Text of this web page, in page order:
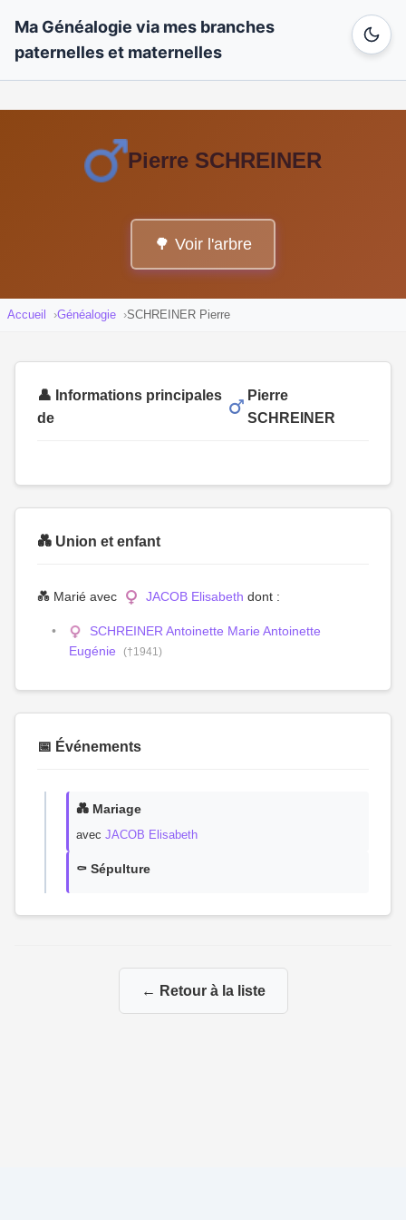
Ma Généalogie via mes branches
paternelles et maternelles
Pierre SCHREINER
🌳 Voir l'arbre
Accueil Généalogie SCHREINER Pierre
👤 Informations principales
de
Pierre
SCHREINER
💑 Union et enfant
💑 Marié avec JACOB Elisabeth dont :
SCHREINER Antoinette Marie Antoinette
Eugénie
(†1941)
📅 Événements
💑 Mariage
avec JACOB Elisabeth
⚰️ Sépulture
← Retour à la liste